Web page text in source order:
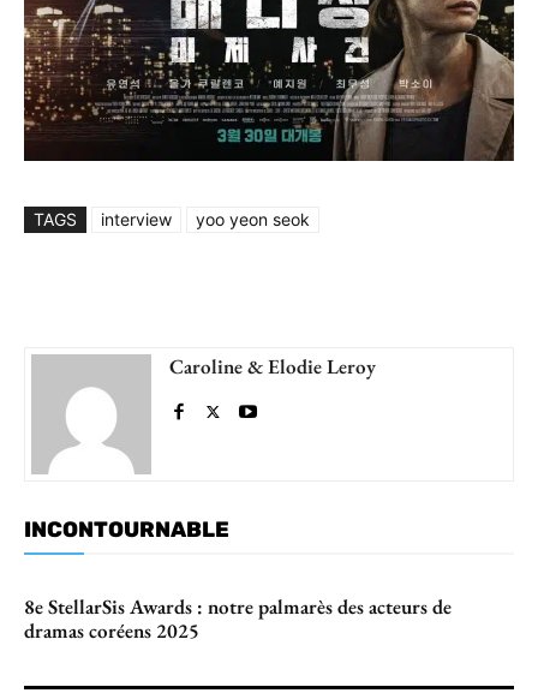
TAGS interview yoo yeon seok
Caroline & Elodie Leroy
INCONTOURNABLE
8e StellarSis Awards : notre palmarès des acteurs de
dramas coréens 2025